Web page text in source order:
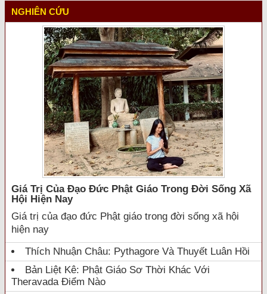
NGHIÊN CỨU
Giá Trị Của Đạo Đức Phật Giáo Trong Đời Sống Xã
Hội Hiện Nay
Giá trị của đạo đức Phật giáo trong đời sống xã hội
hiện nay
Thích Nhuận Châu: Pythagore Và Thuyết Luân Hồi
Bản Liệt Kê: Phật Giáo Sơ Thời Khác Với
Theravada Điểm Nào